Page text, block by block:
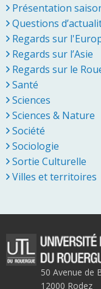
Présentation
Questions
Regards sur
Regards sur l’Asie
Regards sur le
Santé
Sciences
Sciences & Nature
Société
Sociologie
Sortie Culturelle
Villes et territoires
50 Avenue de
12000 Rodez